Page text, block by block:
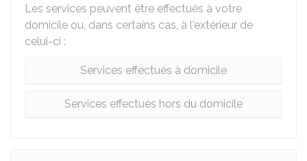
Les services peuvent être effectués à votre
domicile ou, dans certains cas, à l'extérieur de
celui-ci :
Services effectués à domicile
Services effectués hors du domicile